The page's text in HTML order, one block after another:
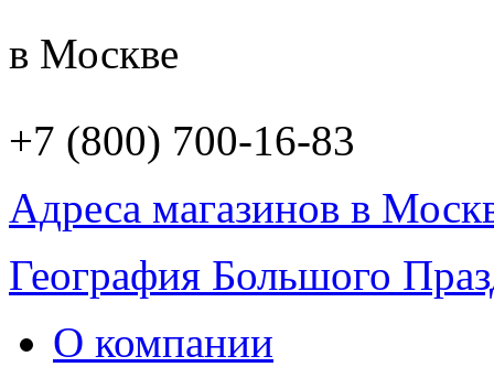
в Москве
+7 (800) 700-16-83
Адреса магазинов в
География Большого
О компании